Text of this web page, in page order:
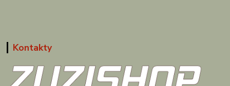
Kontakty